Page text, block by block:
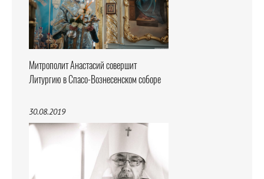
Митрополит Анастасий совершит
Литургию в Спасо-Вознесенском соборе
30.08.2019